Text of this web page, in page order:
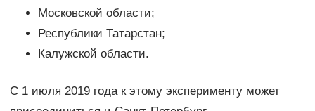
Московской области;
Республики Татарстан;
Калужской области.
С 1 июля 2019 года к этому эксперименту может